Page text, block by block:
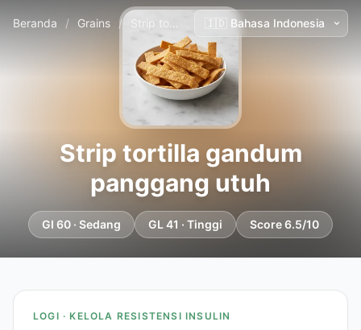
Beranda / Grains / Strip tortilla gandum panggang utuh
Strip tortilla gandum
panggang utuh
GI 60 · Sedang GL 41 · Tinggi Score 6.5/10
LOGI · KELOLA RESISTENSI INSULIN